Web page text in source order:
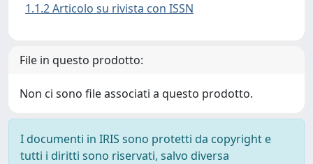
1.1.2 Articolo su rivista con ISSN
File in questo prodotto:
Non ci sono file associati a questo prodotto.
I documenti in IRIS sono protetti da copyright e
tutti i diritti sono riservati, salvo diversa